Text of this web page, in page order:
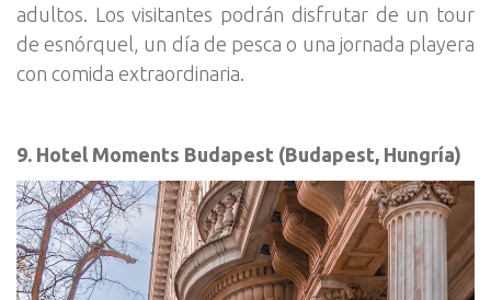
adultos. Los visitantes podrán disfrutar de un tour
de esnórquel, un día de pesca o una jornada playera
con comida extraordinaria.
9. Hotel Moments Budapest (Budapest, Hungría)